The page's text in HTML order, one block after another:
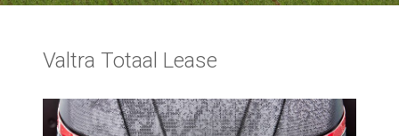
Valtra Totaal Lease